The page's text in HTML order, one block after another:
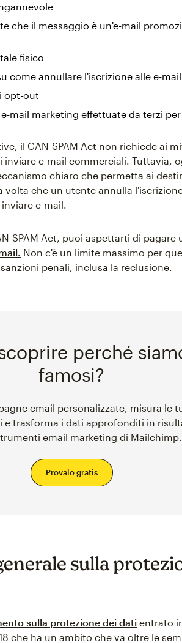
che il messaggio è un'e-mail
fisico
come annullare l'iscrizione alle e-mail
opt-out
mail marketing effettuate da terzi
il CAN-SPAM Act non richiede ai
e-mail commerciali. Tuttavia,
chiaro che permetta ai
volta che un utente annulla
e-mail.
SPAM Act, puoi aspettarti di pagare
Non c'è un limite massimo per
penali, inclusa la reclusione.
perché
famosi?
email personalizzate, misura le
e trasforma i dati approfonditi in
email marketing di Mailchimp.
Provalo gratis
sulla
sulla protezione dei dati entrato
che ha un ambito che va oltre le